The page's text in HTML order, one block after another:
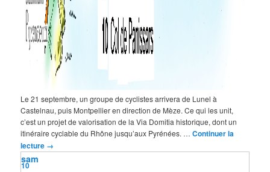
Le 21 septembre, un groupe de cyclistes arrivera de Lunel à
Castelnau, puis Montpellier en direction de Mèze. Ce qui les unit,
c’est un projet de valorisation de la Via Domitia historique, dont un
itinéraire cyclable du Rhône jusqu’aux Pyrénées. …Continuer la
lecture →
10
sam